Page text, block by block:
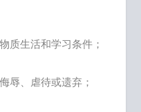
质生活和学习条件；
辱、虐待或遗弃；